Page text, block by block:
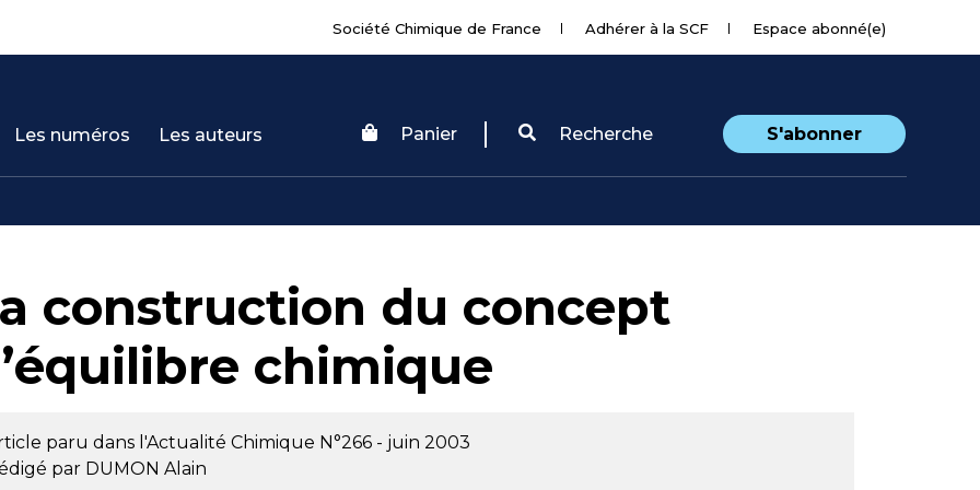
Société Chimique de France Adhérer à la SCF Espace abonné(e)
Les numéros Les auteurs Panier Recherche S'abonner
construction du concept
chimique
paru dans l'Actualité Chimique N°266 - juin 2003
par DUMON Alain